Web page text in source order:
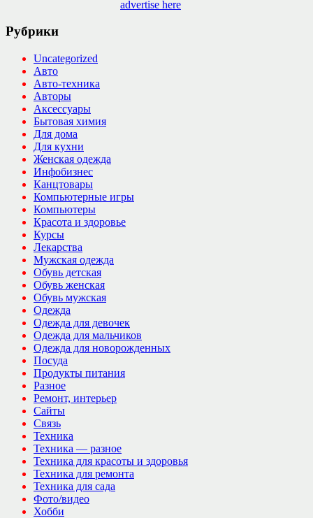
advertise here
Рубрики
Uncategorized
Авто
Авто-техника
Авторы
Аксессуары
Бытовая химия
Для дома
Для кухни
Женская одежда
Инфобизнес
Канцтовары
Компьютерные игры
Компьютеры
Красота и здоровье
Курсы
Лекарства
Мужская одежда
Обувь детская
Обувь женская
Обувь мужская
Одежда
Одежда для девочек
Одежда для мальчиков
Одежда для новорожденных
Посуда
Продукты питания
Разное
Ремонт, интерьер
Сайты
Связь
Техника
Техника — разное
Техника для красоты и здоровья
Техника для ремонта
Техника для сада
Фото/видео
Хобби